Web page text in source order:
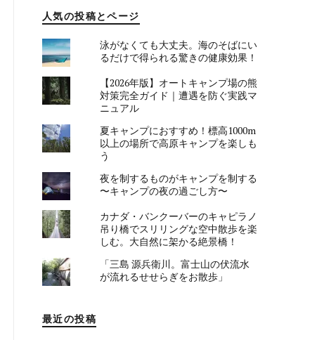
人気の投稿とページ
泳がなくても大丈夫。海のそばにい
るだけで得られる驚きの健康効果！
【2026年版】オートキャンプ場の熊
対策完全ガイド｜遭遇を防ぐ実践マ
ニュアル
夏キャンプにおすすめ！標高1000m
以上の場所で高原キャンプを楽しも
う
夜を制するものがキャンプを制する
〜キャンプの夜の過ごし方〜
カナダ・バンクーバーのキャピラノ
吊り橋でスリリングな空中散歩を楽
しむ。大自然に架かる絶景橋！
「三島 源兵衛川。富士山の伏流水
が流れるせせらぎをお散歩」
最近の投稿